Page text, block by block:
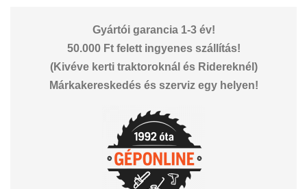
Gyártói garancia 1-3 év!
50.000 Ft felett ingyenes szállítás!
(Kivéve kerti traktoroknál és Ridereknél)
Márkakereskedés és szerviz egy helyen!